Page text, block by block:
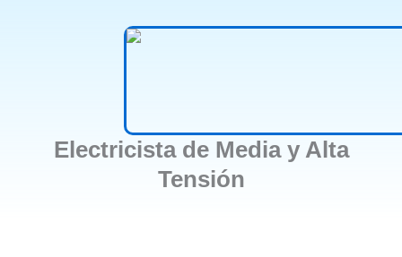
Electricista de Media y Alta
Tensión